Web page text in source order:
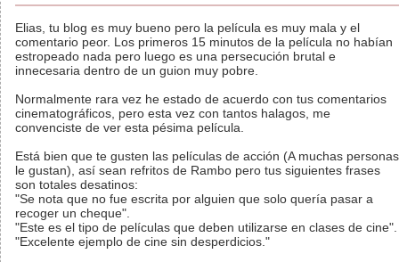
Elias, tu blog es muy bueno pero la película es muy mala y el
comentario peor. Los primeros 15 minutos de la película no habían
estropeado nada pero luego es una persecución brutal e
innecesaria dentro de un guion muy pobre.
Normalmente rara vez he estado de acuerdo con tus comentarios
cinematográficos, pero esta vez con tantos halagos, me
convenciste de ver esta pésima película.
Está bien que te gusten las películas de acción (A muchas personas
le gustan), así sean refritos de Rambo pero tus siguientes frases
son totales desatinos:
"Se nota que no fue escrita por alguien que solo quería pasar a
recoger un cheque".
"Este es el tipo de películas que deben utilizarse en clases de cine".
"Excelente ejemplo de cine sin desperdicios."